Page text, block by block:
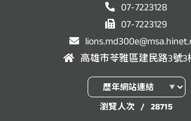
07-7223128
07-7223129
高雄市苓雅區建民路3號3
瀏覽人次 / 28715